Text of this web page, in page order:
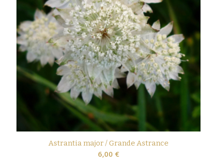
Astrantia major / Grande Astrance
6,00 €